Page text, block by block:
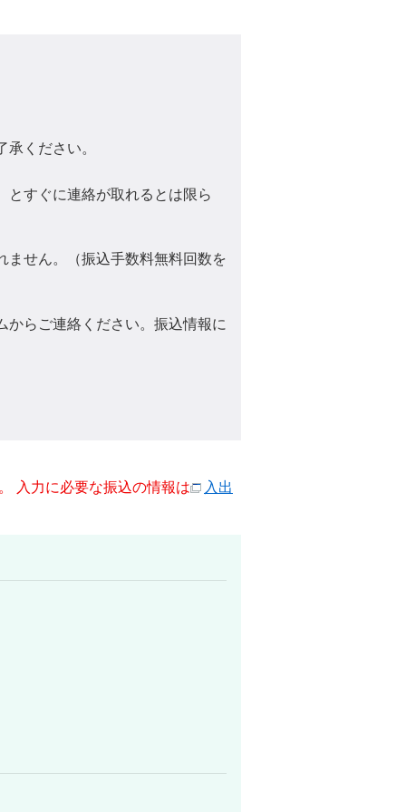
ください。
とすぐに連絡が取れるとは限ら
ません。（振込手数料無料回数を
からご連絡ください。振込情報に
入力に必要な振込の情報は
入出